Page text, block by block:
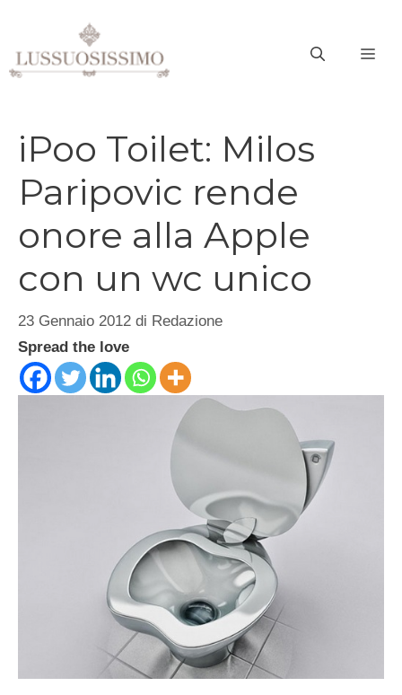
contenuto
iPoo Toilet: Milos
Paripovic rende
onore alla Apple
con un wc unico
23 Gennaio 2012 di Redazione
Spread the love